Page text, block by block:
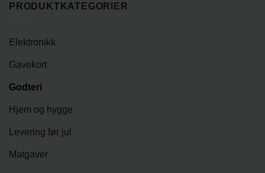
PRODUKTKATEGORIER
Elektronikk
Gavekort
Godteri
Hjem og hygge
Levering før jul
Matgaver